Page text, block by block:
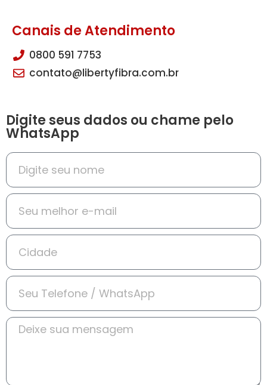
Canais de Atendimento
0800 591 7753
contato@libertyfibra.com.br
Digite seus dados ou chame pelo
WhatsApp